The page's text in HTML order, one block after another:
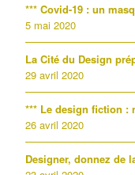
*** Covid-19 : un
5 mai 2020
La Cité du Design
29 avril 2020
*** Le design fiction :
26 avril 2020
Designer, donnez de